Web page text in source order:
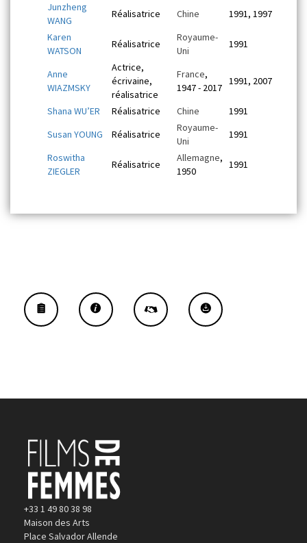
Junzheng
WANG
Réalisatrice Chine
1991, 1997
Karen
WATSON
Réalisatrice
Royaume-
Uni
1991
Anne
WIAZMSKY
Actrice,
écrivaine,
réalisatrice
France,
1947 - 2017
1991, 2007
Shana WU’ER Réalisatrice Chine
1991
Susan YOUNG
Réalisatrice
Royaume-
Uni
1991
Roswitha
ZIEGLER
Réalisatrice
Allemagne,
1950
1991
+33 1 49 80 38 98
Maison des Arts
Place Salvador Allende